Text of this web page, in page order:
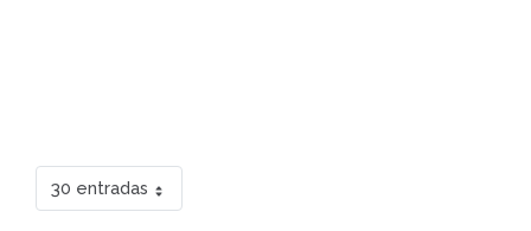
30 entradas